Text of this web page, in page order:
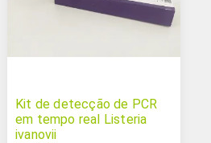
Kit de detecção de PCR
em tempo real Listeria
ivanovii